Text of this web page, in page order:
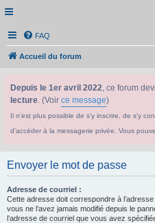
FAQ
Accueil du forum
Depuis le 1er avril 2022, ce forum
lecture. (Voir ce message)
Il n'est plus possible de s'y inscrire, de s'y
d'accéder à la messagerie privée. Vous
Envoyer le mot de passe
Adresse de courriel :
Cette adresse doit correspondre à
vous ne l’avez jamais modifié depuis le
l’adresse de courriel que vous avez